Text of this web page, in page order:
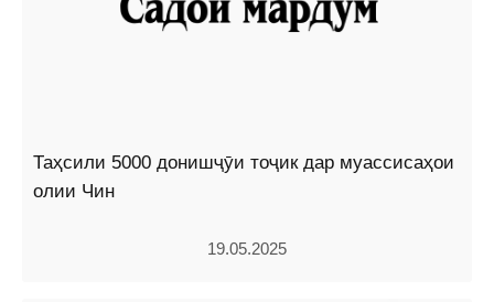
Таҳсили 5000 донишҷӯи тоҷик дар муассисаҳои
олии Чин
19.05.2025